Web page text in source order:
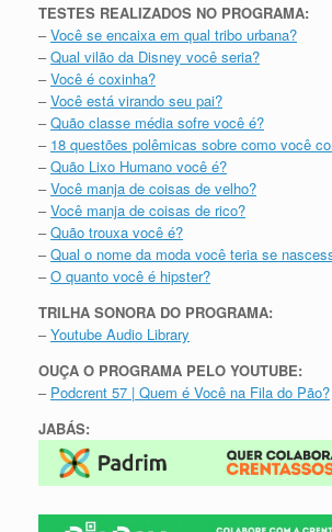
TESTES REALIZADOS NO PROGRAMA:
–Você se encaixa em qual tribo urbana?
–Qual vilão da Disney você seria?
–Você é coxinha?
–Você está virando seu pai?
–Quão classe média sofre você é?
– 18 questões polêmicas sobre como você
–Quão Lixo Humano você é?
–Você manja de coisas de velho?
–Você manja de coisas de rico?
–Quão trouxa você é?
–Qual o nome da moda você teria se
–O quanto você é hipster?
TRILHA SONORA DO PROGRAMA:
–Youtube Audio Library
OUÇA O PROGRAMA PELO YOUTUBE:
– Podcrent 57 | Quem é Você na Fila do Pão?
JABÁS: